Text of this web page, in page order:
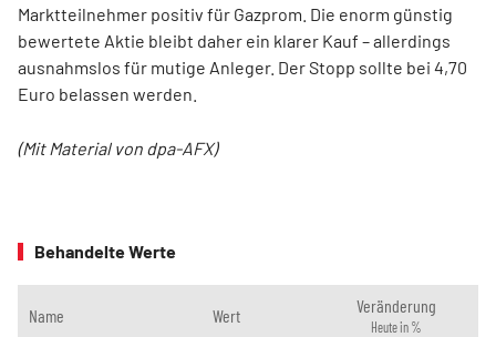
Marktteilnehmer positiv für Gazprom. Die enorm günstig
bewertete Aktie bleibt daher ein klarer Kauf – allerdings
ausnahmslos für mutige Anleger. Der Stopp sollte bei 4,70
Euro belassen werden.
(Mit Material von dpa-AFX)
Behandelte Werte
Name Wert Veränderung
Heute in %